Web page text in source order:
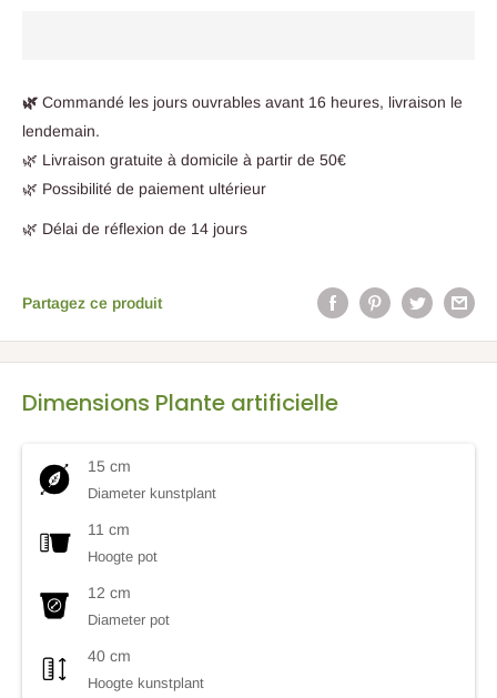
🌿 Commandé les jours ouvrables avant 16 heures, livraison le
lendemain.
🌿 Livraison gratuite à domicile à partir de 50€
🌿 Possibilité de paiement ultérieur
🌿 Délai de réflexion de 14 jours
Partagez ce produit
Dimensions Plante artificielle
15 cm
Diameter kunstplant
11 cm
Hoogte pot
12 cm
Diameter pot
40 cm
Hoogte kunstplant